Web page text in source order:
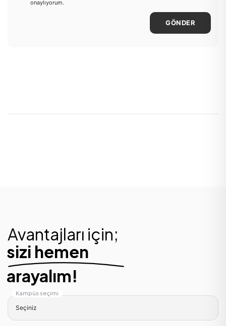
onaylıyorum.
GÖNDER
Avantajları için;
sizi hemen
arayalım!
Kampüs seçimi